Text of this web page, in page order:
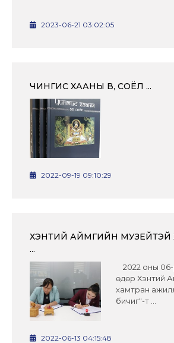
2023-06-21 03:02:05
ЧИНГИС ХААНЫ ӨВ, СОЁЛ ...
2022-09-19 09:10:29
ХЭНТИЙ АЙМГИЙН МУЗЕЙТЭЙ
...
2022 оны
өдөр Хэнтий
хамтран
бичиг"-т ...
2022-06-13 04:15:48